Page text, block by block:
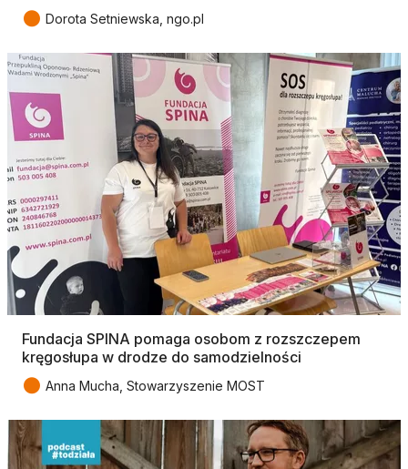
● Dorota Setniewska, ngo.pl
Fundacja SPINA pomaga osobom z rozszczepem
kręgosłupa w drodze do samodzielności
● Anna Mucha, Stowarzyszenie MOST